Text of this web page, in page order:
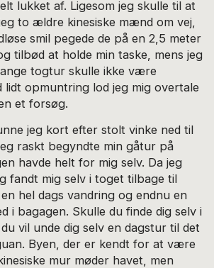
lukket af. Ligesom jeg skulle til at
to ældre kinesiske mænd om vej,
smil pegede de på en 2,5 meter
tilbød at holde min taske, mens jeg
togtur skulle ikke være
opmuntring lod jeg mig overtale
et forsøg.
jeg kort efter stolt vinke ned til
raskt begyndte min gåtur på
havde helt for mig selv. Da jeg
fandt mig selv i toget tilbage til
hel dags vandring og endnu en
i bagagen. Skulle du finde dig selv i
vil unde dig selv en dagstur til det
Byen, der er kendt for at være
mur møder havet, men